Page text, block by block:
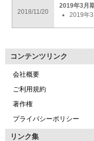
2018/11/20
2019年3月
2019年
コンテンツリンク
会社概要
ご利用規約
著作権
プライバシーポリシー
リンク集